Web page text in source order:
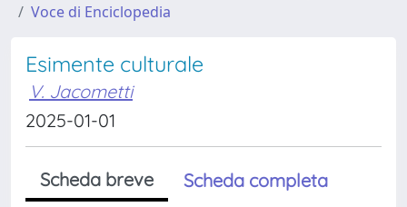
Voce di Enciclopedia
Esimente culturale
V. Jacometti
2025-01-01
Scheda breve
Scheda completa